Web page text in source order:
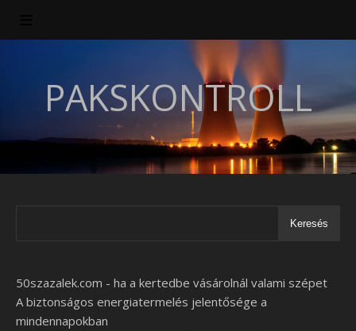
PAKSKONTROLL
Keresés
50szazalek.com - ha a kertedbe vásárolnál valami szépet
A biztonságos energiatermelés jelentősége a
mindennapokban